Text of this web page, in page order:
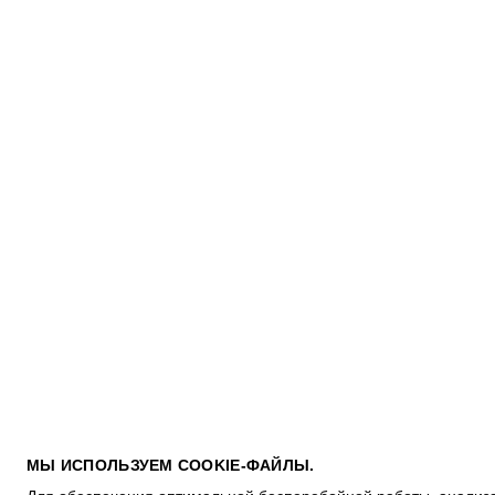
МЫ ИСПОЛЬЗУЕМ COOKIE-ФАЙЛЫ.
ПОКУПАТЕЛЯМ